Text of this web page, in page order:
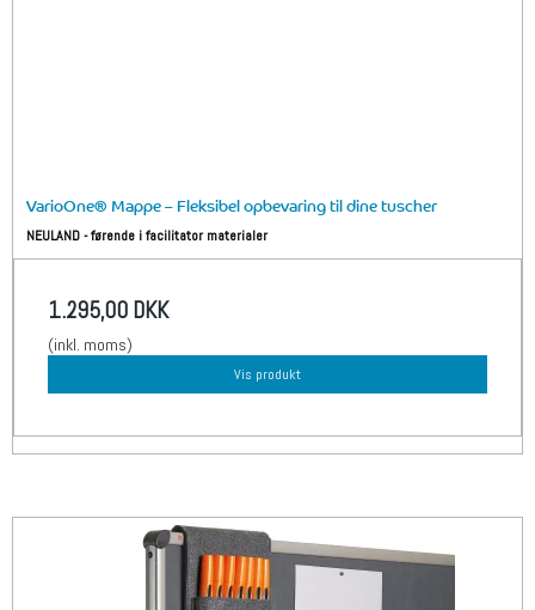
VarioOne® Mappe – Fleksibel opbevaring til dine tuscher
NEULAND - førende i facilitator materialer
1.295,00 DKK
(inkl. moms)
Vis produkt